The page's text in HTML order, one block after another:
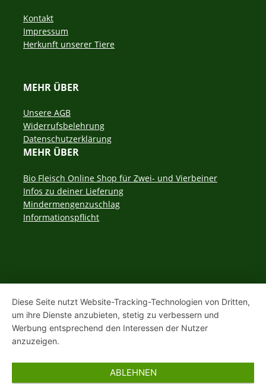
Navigation
überspringen
Kontakt
Impressum
Herkunft unserer Tiere
MEHR ÜBER
Navigation
überspringen
Unsere AGB
Widerrufsbelehrung
Datenschutzerklärung
MEHR ÜBER
Navigation
überspringen
Bio Fleisch Online Shop für Zwei- und Vierbeiner
Infos zu deiner Lieferung
Mindermengenzuschlag
Informationspflicht
Diese Seite nutzt Website-Tracking-Technologien von Dritten,
um ihre Dienste anzubieten, stetig zu verbessern und
Werbung entsprechend den Interessen der Nutzer
anzuzeigen.
ABLEHNEN